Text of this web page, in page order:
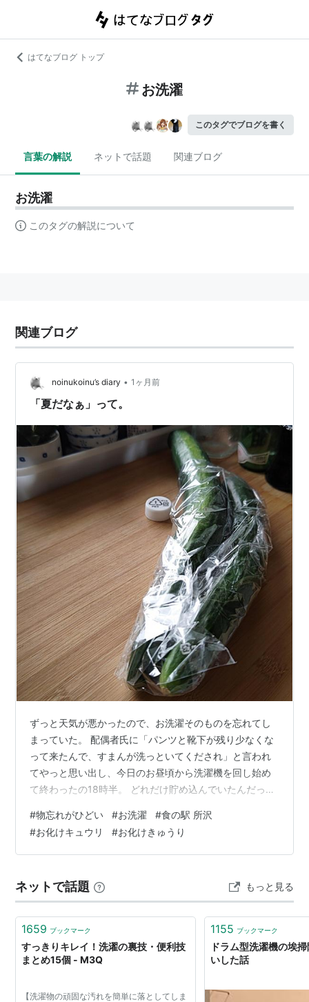
はてなブログ トップ
お洗濯
このタグでブログを書く
言葉の解説 ネットで話題 関連ブログ
お洗濯
このタグの解説について
関連ブログ
noinukoinu’s diary • 1ヶ月前
「夏だなぁ」って。
ずっと天気が悪かったので、お洗濯そのものを忘れてし
まっていた。 配偶者氏に「パンツと靴下が残り少なくな
って来たんで、すまんが洗っといてくだされ」と言われ
てやっと思い出し、今日のお昼頃から洗濯機を回し始め
て終わったの18時半。 どれだけ貯め込んでいたんだって
て、時間がかかるのは細かく分け洗いするせいなんだ
な。 面倒だし、水が勿体ないし、色落ちしそうな物以外
は一緒くたに洗うぞ！って、過去に何度も誓いを立てて
😤 ↓所沢の食の駅で買って来た、過去最大かもしれない
お化けキュウリ100円。 人間も喜んで食べ…
#物忘れがひどい #お洗濯 #食の駅 所沢
#お化けキュウリ #お化けきゅうり
ネットで話題 もっと見る
1659 ブックマーク
すっきりキレイ！洗濯の裏技・便利技
まとめ15個 - M3Q
【洗濯物の頑固な汚れを簡単に落としてしま
1155 ブックマーク
ドラム型洗濯機の埃
いした話